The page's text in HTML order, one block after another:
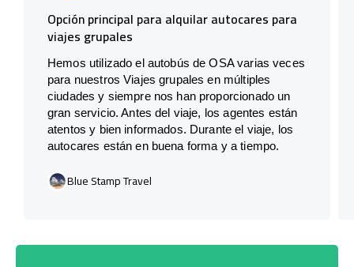
Opción principal para alquilar autocares para
viajes grupales
Hemos utilizado el autobús de OSA varias veces
para nuestros Viajes grupales en múltiples
ciudades y siempre nos han proporcionado un
gran servicio. Antes del viaje, los agentes están
atentos y bien informados. Durante el viaje, los
autocares están en buena forma y a tiempo.
Blue Stamp Travel